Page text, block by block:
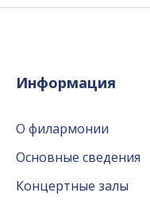
Информация
О филармонии
Основные сведения
Концертные залы